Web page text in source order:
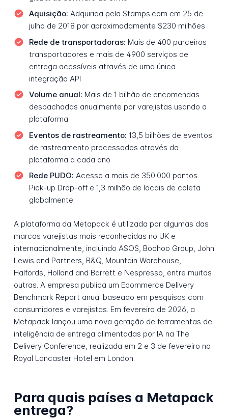
Aquisição: Adquirida pela Stamps.com em 25 de
julho de 2018 por aproximadamente $230 milhões
Rede de transportadoras: Mais de 400 parceiros
transportadores e mais de 4.900 serviços de
entrega acessíveis através de uma única
integração API
Volume anual: Mais de 1 bilhão de encomendas
despachadas anualmente por varejistas usando a
plataforma
Eventos de rastreamento: 13,5 bilhões de eventos
de rastreamento processados através da
plataforma a cada ano
Rede PUDO: Acesso a mais de 350.000 pontos
Pick-up Drop-off e 1,3 milhão de locais de coleta
globalmente
A plataforma da Metapack é utilizada por algumas das
marcas varejistas mais reconhecidas no UK e
internacionalmente, incluindo ASOS, Boohoo Group, John
Lewis and Partners, B&Q, Mountain Warehouse,
Halfords, Holland and Barrett e Nespresso, entre muitas
outras. A empresa publica um Ecommerce Delivery
Benchmark Report anual baseado em pesquisas com
consumidores e varejistas. Em fevereiro de 2026, a
Metapack lançou uma nova geração de ferramentas de
inteligência de entrega alimentadas por IA na The
Delivery Conference, realizada em 2 e 3 de fevereiro no
Royal Lancaster Hotel em London.
Para quais países a Metapack
entrega?